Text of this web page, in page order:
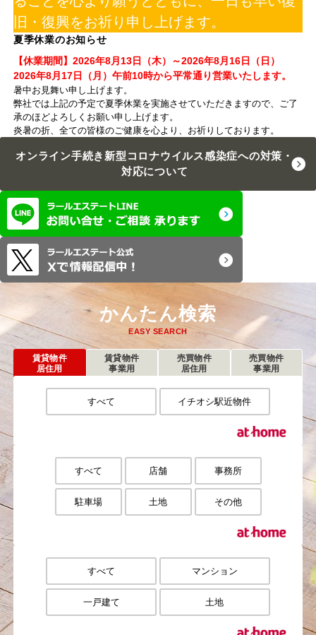
旧・復興をお祈り申し上げます。
夏季休業のお知らせ
【休業期間】2026年8月13日（木）～2026年8月16日（日）
2026年8月17日（月）午前10時から平常通り営業いたします。
暑中お見舞い申し上げます。
弊社では上記の予定で夏季休業を実施させていただきますので、ご了
承のほどよろしくお願い申し上げます。
炎暑の折、全ての皆様のご健康を心より、お祈りしております。
オンライン手続き新型コロナウイルス感染症への対策・
対応について
かんたん検索
EASY SEARCH
賃貸物件
居住用
賃貸物件
事業用
売買物件
居住用
売買物件
事業用
すべて イチオシ駅近物件
すべて 店舗 事務所
駐車場 土地 その他
すべて マンション
一戸建て 土地